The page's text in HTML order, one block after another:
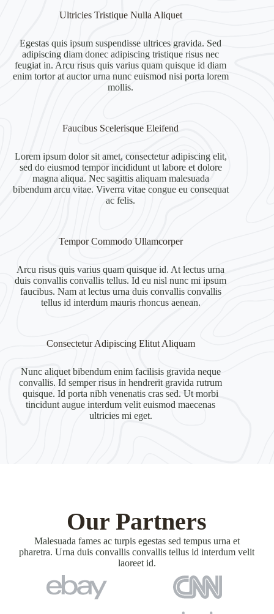
Ultricies Tristique Nulla Aliquet
Egestas quis ipsum suspendisse ultrices gravida. Sed
adipiscing diam donec adipiscing tristique risus nec
feugiat in. Arcu risus quis varius quam quisque id diam
enim tortor at auctor urna nunc euismod nisi porta lorem
mollis.
Faucibus Scelerisque Eleifend
Lorem ipsum dolor sit amet, consectetur adipiscing elit,
sed do eiusmod tempor incididunt ut labore et dolore
magna aliqua. Nec sagittis aliquam malesuada
bibendum arcu vitae. Viverra vitae congue eu consequat
ac felis.
Tempor Commodo Ullamcorper
Arcu risus quis varius quam quisque id. At lectus urna
duis convallis convallis tellus. Id eu nisl nunc mi ipsum
faucibus. Nam at lectus urna duis convallis convallis
tellus id interdum mauris rhoncus aenean.
Consectetur Adipiscing Elitut Aliquam
Nunc aliquet bibendum enim facilisis gravida neque
convallis. Id semper risus in hendrerit gravida rutrum
quisque. Id porta nibh venenatis cras sed. Ut morbi
tincidunt augue interdum velit euismod maecenas
ultricies mi eget.
Our Partners
Malesuada fames ac turpis egestas sed tempus urna et
pharetra. Urna duis convallis convallis tellus id interdum velit
laoreet id.